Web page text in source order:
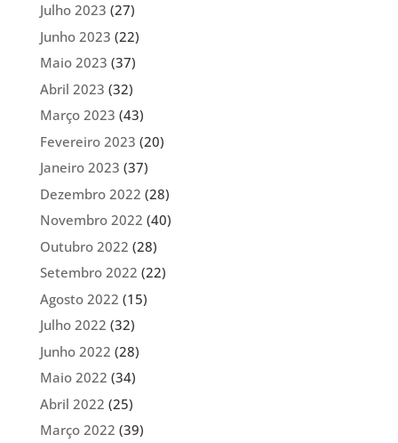
Julho 2023 (27)
Junho 2023 (22)
Maio 2023 (37)
Abril 2023 (32)
Março 2023 (43)
Fevereiro 2023 (20)
Janeiro 2023 (37)
Dezembro 2022 (28)
Novembro 2022 (40)
Outubro 2022 (28)
Setembro 2022 (22)
Agosto 2022 (15)
Julho 2022 (32)
Junho 2022 (28)
Maio 2022 (34)
Abril 2022 (25)
Março 2022 (39)